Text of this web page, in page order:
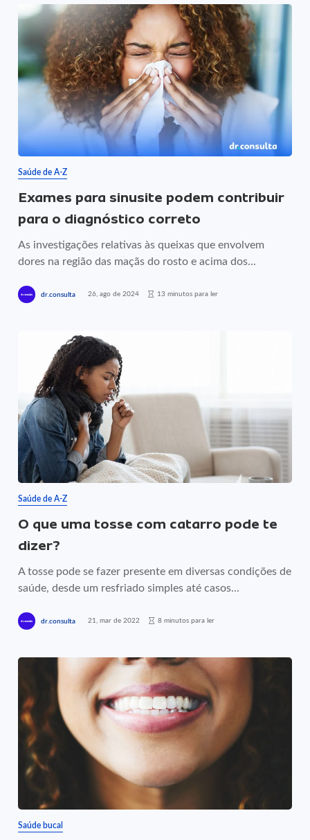
Saúde de A-Z
Exames para sinusite podem contribuir
para o diagnóstico correto
As investigações relativas às queixas que envolvem
dores na região das maçãs do rosto e acima dos...
dr.consulta 26, ago de 2024 13 minutos para ler
Saúde de A-Z
O que uma tosse com catarro pode te
dizer?
A tosse pode se fazer presente em diversas condições de
saúde, desde um resfriado simples até casos...
dr.consulta 21, mar de 2022 8 minutos para ler
Saúde bucal